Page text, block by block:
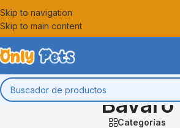
Skip to navigation
Skip to main content
Bavaro
Categorías